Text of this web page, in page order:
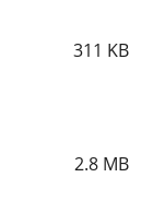
311 KB
2.8 MB